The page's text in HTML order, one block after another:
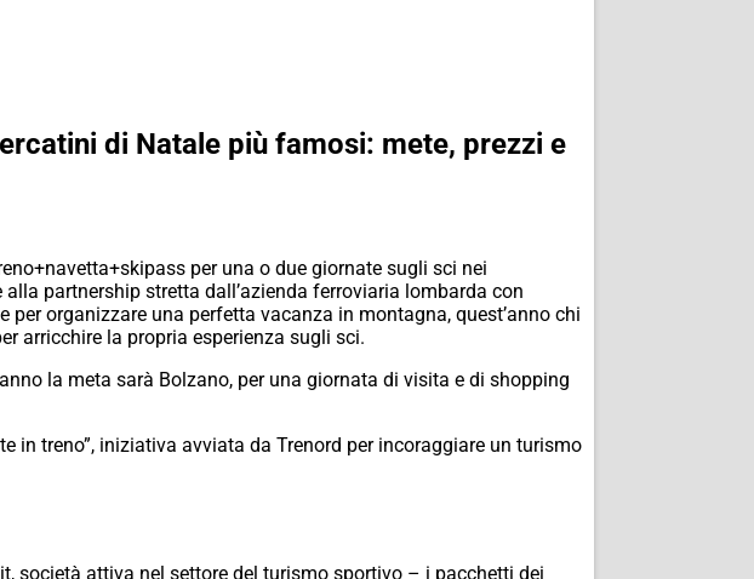
di Natale più famosi: mete, prezzi e
per una o due giornate sugli sci nei
partnership stretta dall’azienda ferroviaria lombarda con
organizzare una perfetta vacanza in montagna, quest’anno chi
arricchire la propria esperienza sugli sci.
la meta sarà Bolzano, per una giornata di visita e di shopping
in treno”, iniziativa avviata da Trenord per incoraggiare un turismo
società attiva nel settore del turismo sportivo – i pacchetti dei